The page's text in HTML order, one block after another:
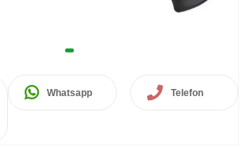
Whatsapp Telefon